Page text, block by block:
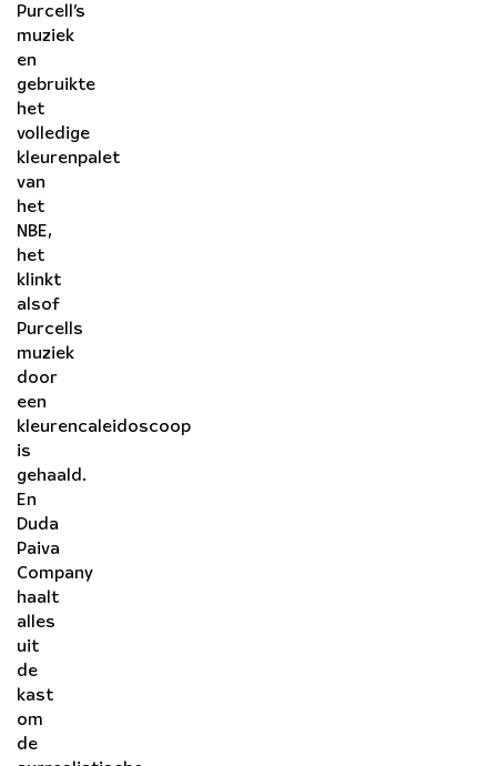
Purcell’s
muziek
en
gebruikte
het
volledige
kleurenpalet
van
het
NBE,
het
klinkt
alsof
Purcells
muziek
door
een
kleurencaleidoscoop
is
gehaald.
En
Duda
Paiva
Company
haalt
alles
uit
de
kast
om
de